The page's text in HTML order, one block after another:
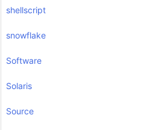
shellscript
snowflake
Software
Solaris
Source